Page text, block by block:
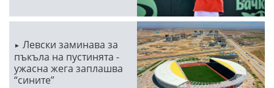
Левски заминава за
пъкъла на пустинята -
ужасна жега заплашва
“сините”